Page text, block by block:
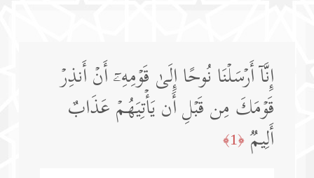
إِنَّاۤ أَرۡسَلۡنَا نُوحًا إِلَىٰ قَوۡمِهِۦۤ أَنۡ أَنذِرۡ
قَوۡمَكَ مِن قَبۡلِ أَن یَأۡتِیَهُمۡ عَذَابٌ
أَلِیمࣱ ﴿1﴾